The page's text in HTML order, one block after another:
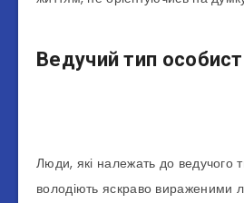
Ведучий тип
Люди, які належать до ведучого
володіють яскраво вираженими